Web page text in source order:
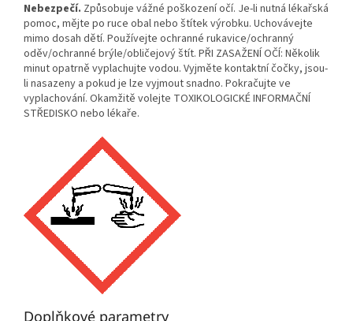
Nebezpečí. Způsobuje vážné poškození očí. Je-li nutná lékařská
pomoc, mějte po ruce obal nebo štítek výrobku. Uchovávejte
mimo dosah dětí. Používejte ochranné rukavice/ochranný
oděv/ochranné brýle/obličejový štít. PŘI ZASAŽENÍ OČÍ: Několik
minut opatrně vyplachujte vodou. Vyjměte kontaktní čočky, jsou-
li nasazeny a pokud je lze vyjmout snadno. Pokračujte ve
vyplachování. Okamžitě volejte TOXIKOLOGICKÉ INFORMAČNÍ
STŘEDISKO nebo lékaře.
Doplňkové parametry